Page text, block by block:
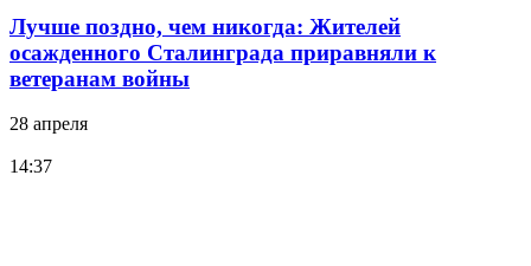
Лучше поздно, чем никогда: Жителей
осажденного Сталинграда приравняли к
ветеранам войны
28 апреля
14:37